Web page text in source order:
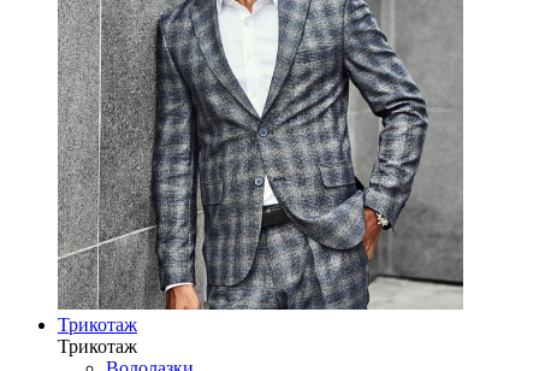
Трикотаж
Трикотаж